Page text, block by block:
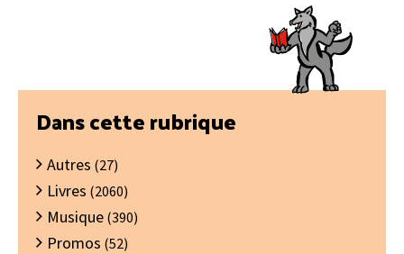
Barre
latérale
principale
Dans cette rubrique
Autres (27)
Livres (2060)
Musique (390)
Promos (52)